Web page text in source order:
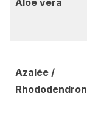
Aloé vera
Azalée /
Rhododendron